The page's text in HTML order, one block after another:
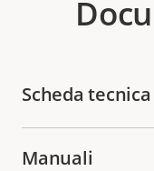
Scheda tecnica
Manuali